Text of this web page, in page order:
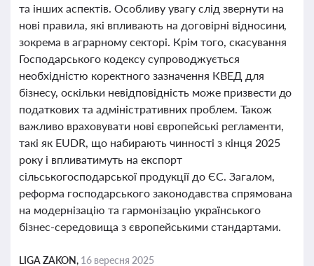
та інших аспектів. Особливу увагу слід звернути на
нові правила, які впливають на договірні відносини,
зокрема в аграрному секторі. Крім того, скасування
Господарського кодексу супроводжується
необхідністю коректного зазначення КВЕД для
бізнесу, оскільки невідповідність може призвести до
податкових та адміністративних проблем. Також
важливо враховувати нові європейські регламенти,
такі як EUDR, що набирають чинності з кінця 2025
року і впливатимуть на експорт
сільськогосподарської продукції до ЄС. Загалом,
реформа господарського законодавства спрямована
на модернізацію та гармонізацію українського
бізнес-середовища з європейськими стандартами.
LIGA ZAKON, 16 вересня 2025